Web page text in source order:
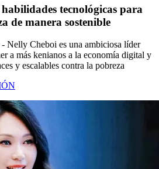
tecnológicas para
de manera sostenible
Nelly Cheboi es una ambiciosa líder
a más kenianos a la economía digital y
y escalables contra la pobreza